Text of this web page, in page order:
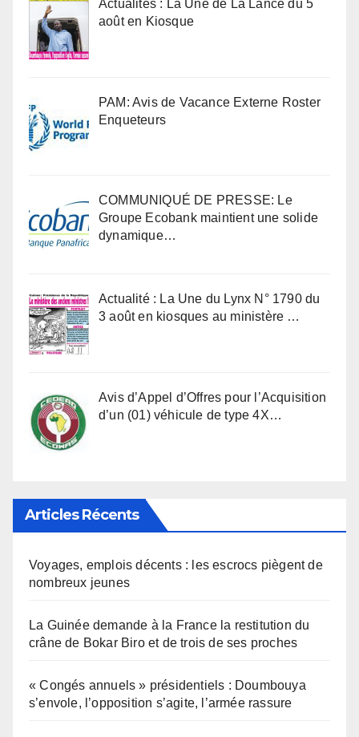
Actualités : La Une de La Lance du 5
août en Kiosque
PAM: Avis de Vacance Externe Roster
Enqueteurs
COMMUNIQUÉ DE PRESSE: Le
Groupe Ecobank maintient une solide
dynamique…
Actualité : La Une du Lynx N° 1790 du
3 août en kiosques au ministère …
Avis d’Appel d’Offres pour l’Acquisition
d’un (01) véhicule de type 4X…
Articles Récents
Voyages, emplois décents : les escrocs piègent de
nombreux jeunes
La Guinée demande à la France la restitution du
crâne de Bokar Biro et de trois de ses proches
« Congés annuels » présidentiels : Doumbouya
s’envole, l’opposition s’agite, l’armée rassure